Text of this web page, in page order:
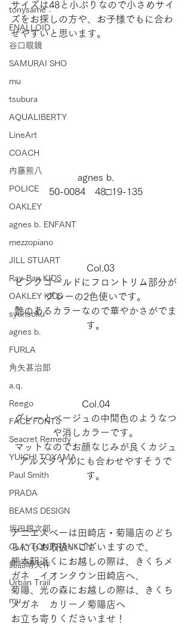
tonysame：
ENALLOID
谷口眼鏡
SAMURAI SHO
mu
tsubura
AQUALIBERTY
LineArt
COACH
内藤熊八
POLICE
OAKLEY
agnes b. ENFANT
mezzopiano
JILL STUART
Ray-Ban KIDS
OAKLEY KIDS
syunsoku
agnes b.
FURLA
角矢甚治郎
a.q.
Reego
FACE FONTS
Seacret Remedy
YUICHI TOYAMA.
Paul Smith
PRADA
BEAMS DESIGN
坂田銀次郎
CLAYTON FRANKLIN
銘品晴夫作
Urban Trail
mu
サイズは48と小ぶりなので小さめサイ
ズをお探しの方や、お子様でもに合わ
せやすいと思います。
agnes b.
50-0084　48□19-135
Col.03
ピンクゴールドにフロントリム部分が
グレーの2色使いです。
艶のあるカラーなので華やかさがでま
す。
Col.04
グレーとベージュの中間色のようなつ
や消しカラーです。
マットなのでお顔なじみが良くカジュ
アルスタイルにも合わせやすそうで
す。
アニエスベーは田崎店・菊陽店のどち
らにもお取扱いございますので、
熊本駅近くにお越しの際は、きくちメ
ガネ　イオンタウン田崎店へ、
菊陽、光の森にお越しの際は、きくち
メガネ　カリーノ菊陽店へ
お立ち寄りくださいませ！